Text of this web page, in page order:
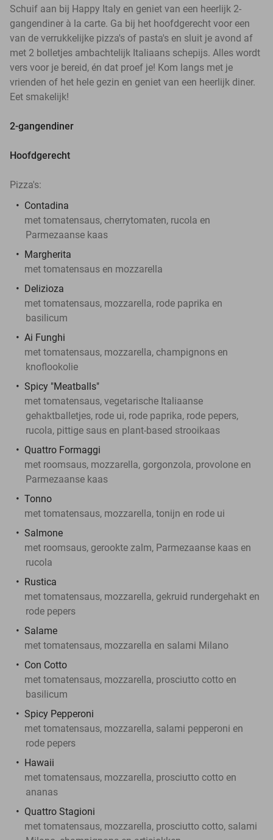
Schuif aan bij Happy Italy en geniet van een heerlijk 2-
gangendiner à la carte. Ga bij het hoofdgerecht voor een
van de verrukkelijke pizza's of pasta's en sluit je avond af
met 2 bolletjes ambachtelijk Italiaans schepijs. Alles wordt
vers voor je bereid, én dat proef je! Kom langs met je
vrienden of het hele gezin en geniet van een heerlijk diner.
Eet smakelijk!
2-gangendiner
Hoofdgerecht
Pizza's:
Contadina
met tomatensaus, cherrytomaten, rucola en
Parmezaanse kaas
Margherita
met tomatensaus en mozzarella
Delizioza
met tomatensaus, mozzarella, rode paprika en
basilicum
Ai Funghi
met tomatensaus, mozzarella, champignons en
knoflookolie
Spicy "Meatballs"
met tomatensaus, vegetarische Italiaanse
gehaktballetjes, rode ui, rode paprika, rode pepers,
rucola, pittige saus en plant-based strooikaas
Quattro Formaggi
met roomsaus, mozzarella, gorgonzola, provolone en
Parmezaanse kaas
Tonno
met tomatensaus, mozzarella, tonijn en rode ui
Salmone
met roomsaus, gerookte zalm, Parmezaanse kaas en
rucola
Rustica
met tomatensaus, mozzarella, gekruid rundergehakt en
rode pepers
Salame
met tomatensaus, mozzarella en salami Milano
Con Cotto
met tomatensaus, mozzarella, prosciutto cotto en
basilicum
Spicy Pepperoni
met tomatensaus, mozzarella, salami pepperoni en
rode pepers
Hawaii
met tomatensaus, mozzarella, prosciutto cotto en
ananas
Quattro Stagioni
met tomatensaus, mozzarella, prosciutto cotto, salami